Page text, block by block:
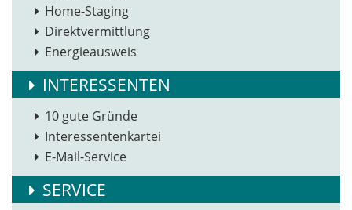
Home-Staging
Direktvermittlung
Energieausweis
INTERESSENTEN
10 gute Gründe
Interessentenkartei
E-Mail-Service
SERVICE